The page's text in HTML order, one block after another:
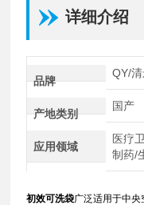
详细介绍
品牌
QY/
产地类别
国产
应用领域
医疗
制药/
初效可洗袋广泛适用于中